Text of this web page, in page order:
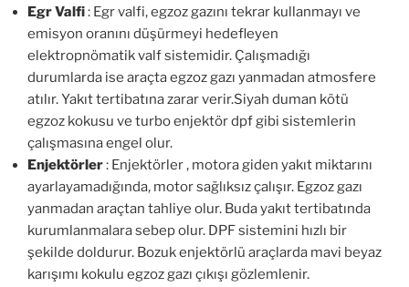
Egr Valfi: Egr valfi, egzoz gazını tekrar kullanmayı ve
emisyon oranını düşürmeyi hedefleyen
elektropnömatik valf sistemidir. Çalışmadığı
durumlarda ise araçta egzoz gazı yanmadan atmosfere
atılır. Yakıt tertibatına zarar verir.Siyah duman kötü
egzoz kokusu ve turbo enjektör dpf gibi sistemlerin
çalışmasına engel olur.
Enjektörler: Enjektörler , motora giden yakıt miktarını
ayarlayamadığında, motor sağlıksız çalışır. Egzoz gazı
yanmadan araçtan tahliye olur. Buda yakıt tertibatında
kurumlanmalara sebep olur. DPF sistemini hızlı bir
şekilde doldurur. Bozuk enjektörlü araçlarda mavi beyaz
karışımı kokulu egzoz gazı çıkışı gözlemlenir.